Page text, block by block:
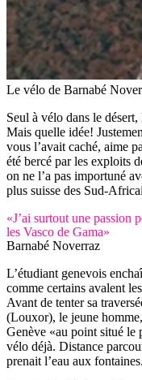
Le vélo de Barnabé
Seul à vélo dans le
Mais quelle idée!
vous l’avait caché, aime
été bercé par les exploits
on ne l’a pas importuné
plus suisse des Sud-
«J’ai surtout une passion
les Vasco de Gama»
Barnabé Noverraz
L’étudiant genevois
comme certains avalent
Avant de tenter sa
(Louxor), le jeune
Genève «au point situé le
vélo déjà. Distance
prenait l’eau aux